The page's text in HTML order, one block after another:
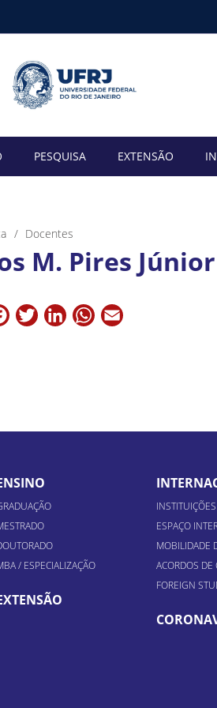
PESQUISA EXTENSÃO
Docentes
M. Pires Júnior
Facebook
TwitterLinkedInWhatsApp
Email
/ ESPECIALIZAÇÃO
ESPAÇO
MOBILIDADE
ACORDOS DE
FOREIGN